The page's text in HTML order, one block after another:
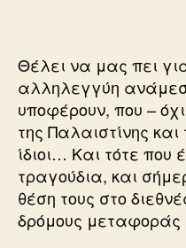
Θέλει να μας πει για
αλληλεγγύη
υποφέρουν, που –
της Παλαιστίνης
ίδιοι… Και τότε
τραγούδια, και
θέση τους στο
δρόμους μεταφοράς